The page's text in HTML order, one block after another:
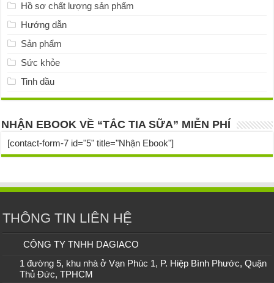
Hồ sơ chất lượng sản phẩm
Hướng dẫn
Sản phẩm
Sức khỏe
Tinh dầu
NHẬN EBOOK VỀ “TẮC TIA SỮA” MIỄN PHÍ
[contact-form-7 id="5" title="Nhận Ebook"]
THÔNG TIN LIÊN HỆ
CÔNG TY TNHH DAGIACO
1 đường 5, khu nhà ở Vạn Phúc 1, P. Hiệp Bình Phước, Quận
Thủ Đức, TPHCM